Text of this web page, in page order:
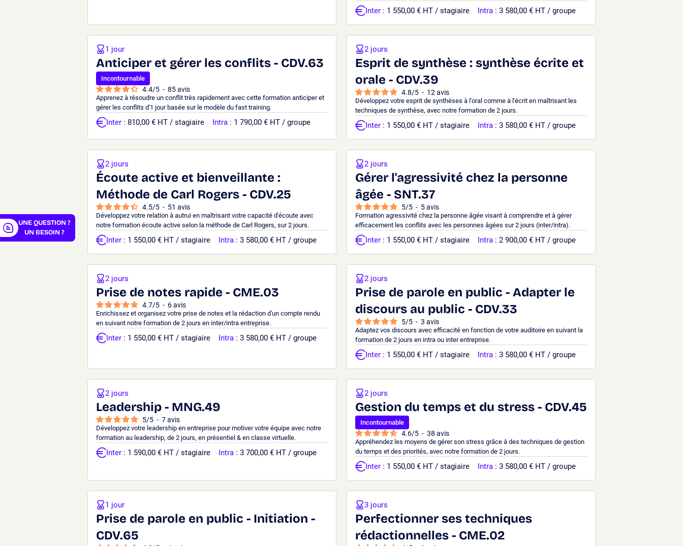
Inter : 1 550,00 € HT / stagiaire Intra : 3 580,00 € HT / groupe
Anticiper et gérer les conflits - CDV.63
Incontournable
4.4/5 - 85avis
Apprenez à résoudre un conflit très rapidement avec cette formation anticiper et
gérer les conflits d'1 jour basée sur le modèle du fast training.
1 jour
Inter : 810,00 € HT / stagiaire Intra : 1 790,00 € HT / groupe
Esprit de synthèse : synthèse écrite et
orale - CDV.39
4.8/5 - 12 avis
Développez votre esprit de synthèses à l'oral comme à l'écrit en maîtrisant les
techniques de synthèse, avec notre formation de 2 jours.
2 jours
Inter : 1 550,00 € HT / stagiaire Intra : 3 580,00 € HT / groupe
Écoute active et bienveillante :
Méthode de Carl Rogers - CDV.25
4.5/5 - 51 avis
Développez votre relation à autrui en maîtrisant votre capacité d'écoute avec
notre formation écoute active selon la méthode de Carl Rogers, sur 2 jours.
2 jours
Inter : 1 550,00 € HT / stagiaire Intra : 3 580,00 € HT / groupe
Gérer l'agressivité chez la personne
âgée - SNT.37
5/5 - 5avis
Formation agressivité chez la personne âgée visant à comprendre et à gérer
efficacement les conflits avec les personnes âgées sur 2 jours (inter/intra).
2 jours
Inter : 1 550,00 € HT / stagiaire Intra : 2 900,00 € HT / groupe
Prise de notes rapide - CME.03
4.7/5 - 6avis
Enrichissez et organisez votre prise de notes et la rédaction d'un compte rendu
en suivant notre formation de 2 jours en inter/intra entreprise.
2 jours
Inter : 1 550,00 € HT / stagiaire Intra : 3 580,00 € HT / groupe
Prise de parole en public - Adapter le
discours au public - CDV.33
5/5 - 3 avis
Adaptez vos discours avec efficacité en fonction de votre auditoire en suivant la
formation de 2 jours en intra ou inter entreprise.
2 jours
Inter : 1 550,00 € HT / stagiaire Intra : 3 580,00 € HT / groupe
Leadership - MNG.49
5/5 - 7avis
Développez votre leadership en entreprise pour motiver votre équipe avec notre
formation au leadership, de 2 jours, en présentiel & en classe virtuelle.
2 jours
Inter : 1 590,00 € HT / stagiaire Intra : 3 700,00 € HT / groupe
Gestion du temps et du stress - CDV.45
Incontournable
4.6/5 - 38 avis
Appréhendez les moyens de gérer son stress grâce à des techniques de gestion
du temps et des priorités, avec notre formation de 2 jours.
2 jours
Inter : 1 550,00 € HT / stagiaire Intra : 3 580,00 € HT / groupe
Prise de parole en public - Initiation -
CDV.65
1 jour
Perfectionner ses techniques
rédactionnelles - CME.02
3 jours
UNE QUESTION ?
UN BESOIN ?